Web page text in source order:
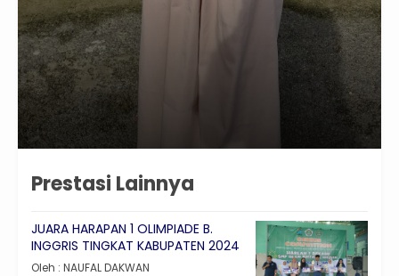
Prestasi Lainnya
JUARA HARAPAN 1 OLIMPIADE B.
INGGRIS TINGKAT KABUPATEN 2024
Oleh : NAUFAL DAKWAN